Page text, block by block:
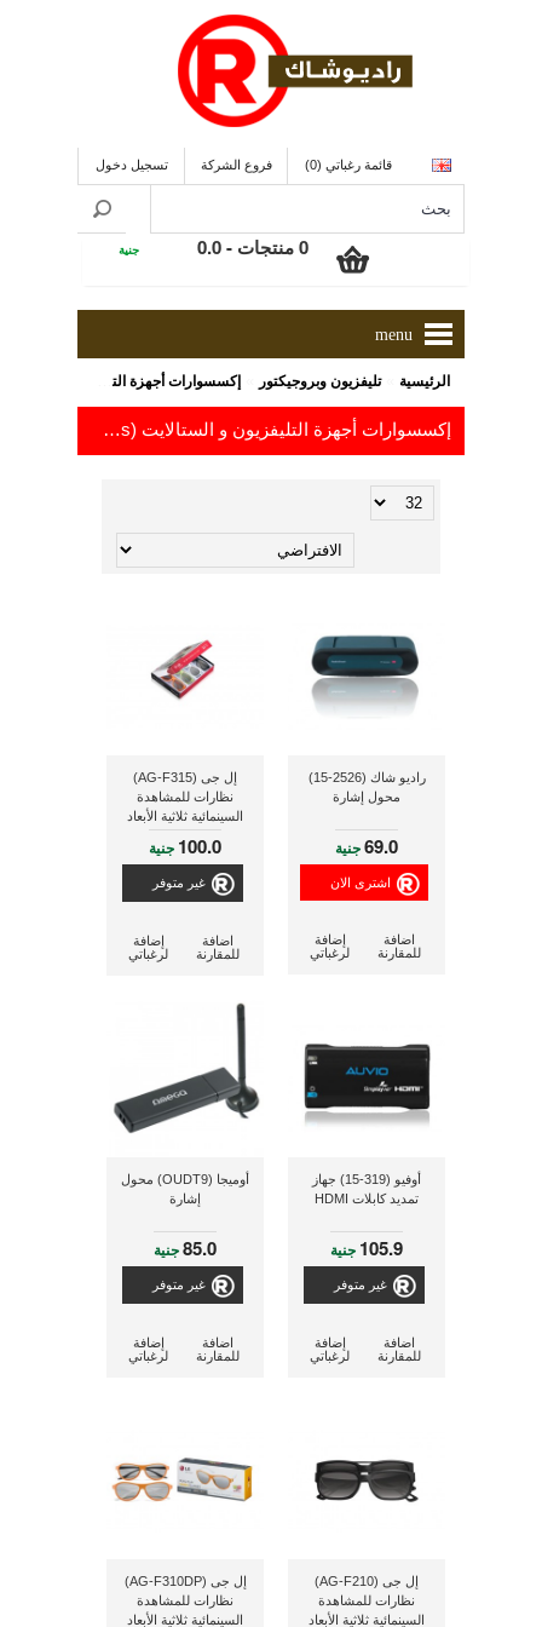
قائمة رغباتي (0) فروع الشركة تسجيل دخول
0 منتجات - 0.0 جنية
menu
الرئيسية »تليفزيون وبروجيكتور إكسسوارات أجهزة التليفزيون و الستالايت (Satellite Accessories)
إكسسوارات أجهزة التليفزيون و الستالايت (Satellite Accessories) باسعار من 5.0
راديو شاك (2526-15)
محول إشارة
69.0جنية
إضافة
لرغباتي
اضافة
للمقارنة
إل جى (AG-F315)
نظارات للمشاهدة
السينمائية ثلاثية الأبعاد
(عدد 4 قطع ملونة)
100.0 جنية
غير متوفر
إضافة
لرغباتي
اضافة
للمقارنة
أوفيو (319-15) جهاز
تمديد كابلات HDMI
105.9 جنية
غير متوفر
إضافة
لرغباتي
اضافة
للمقارنة
أوميجا (OUDT9) محول
إشارة
85.0جنية
غير متوفر
إضافة
لرغباتي
اضافة
للمقارنة
إل جى (AG-F210)
نظارات للمشاهدة
السينمائية ثلاثية الأبعاد
إل جى (AG-F310DP)
نظارات للمشاهدة
السينمائية ثلاثية الأبعاد